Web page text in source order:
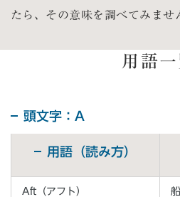
たら、その意味を調べてみませ
用語一
頭文字：A
用語（読み方）
Aft（アフト）